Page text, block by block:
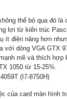
thể bỏ qua đó là
lợi từ kiến trúc
ít điện năng hơn
với dòng VGA GTX
mẽ và thích hợp
1050 từ 15-25%.
của card màn hình